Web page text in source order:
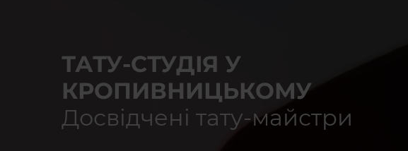
ТАТУ-СТУДІЯ У
КРОПИВНИЦЬКОМУ
Досвідчені тату-майстри